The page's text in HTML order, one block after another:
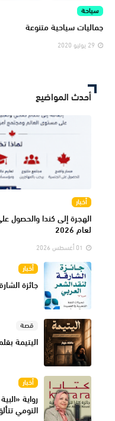
سياحة
جماليات سياحية متنوعة
29 يوليو 2020
أحدث المواضيع
أخبار
لعام 2026
01 أغسطس 2026
أخبار
جائزة
قصة
اليتيمة
أخبار
رواية
التومي